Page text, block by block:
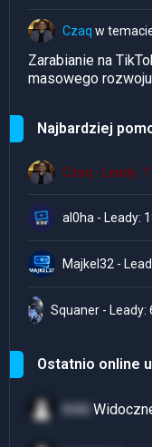
Czaq w
Zarabianie na
masowego
Najbardziej
Czaq - Leady:
al0ha - Leady:
Majkel32 -
Squaner - Leady:
Ostatnio online
NVM